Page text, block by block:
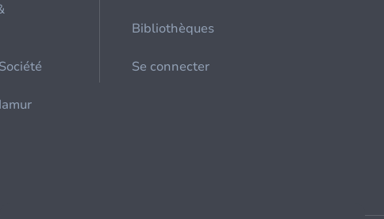
Bibliothèques
Se connecter